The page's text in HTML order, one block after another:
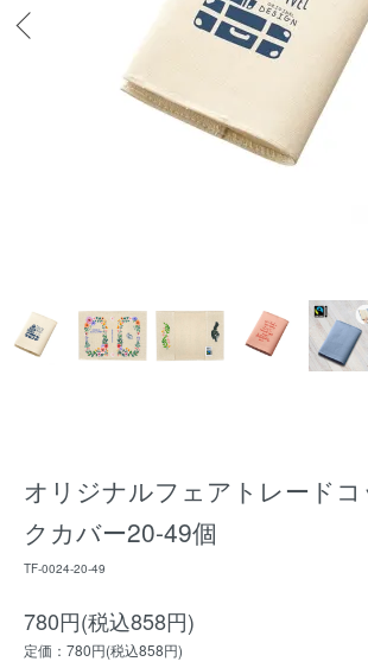
オリジナルフェアトレード
クカバー20-49個
TF-0024-20-49
780円(税込858円)
定価：780円(税込858円)